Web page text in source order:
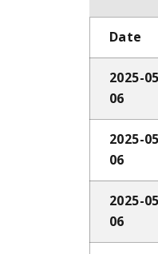
Date
2025-
06
2025-
06
2025-
06